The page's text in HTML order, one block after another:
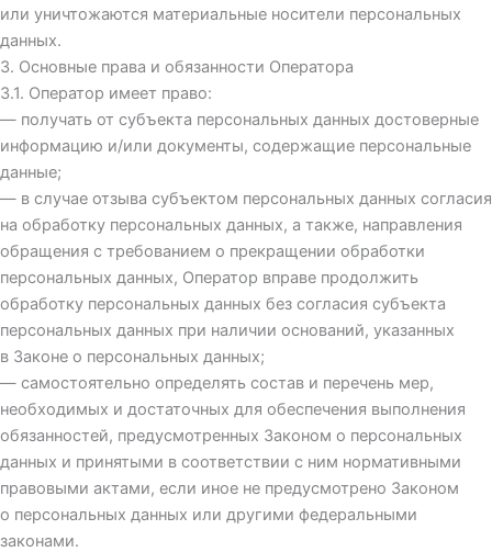
или уничтожаются материальные носители персональных
данных.
3. Основные права и обязанности Оператора
3.1. Оператор имеет право:
— получать от субъекта персональных данных достоверные
информацию и/или документы, содержащие персональные
данные;
— в случае отзыва субъектом персональных данных согласия
на обработку персональных данных, а также, направления
обращения с требованием о прекращении обработки
персональных данных, Оператор вправе продолжить
обработку персональных данных без согласия субъекта
персональных данных при наличии оснований, указанных
в Законе о персональных данных;
— самостоятельно определять состав и перечень мер,
необходимых и достаточных для обеспечения выполнения
обязанностей, предусмотренных Законом о персональных
данных и принятыми в соответствии с ним нормативными
правовыми актами, если иное не предусмотрено Законом
о персональных данных или другими федеральными
законами.